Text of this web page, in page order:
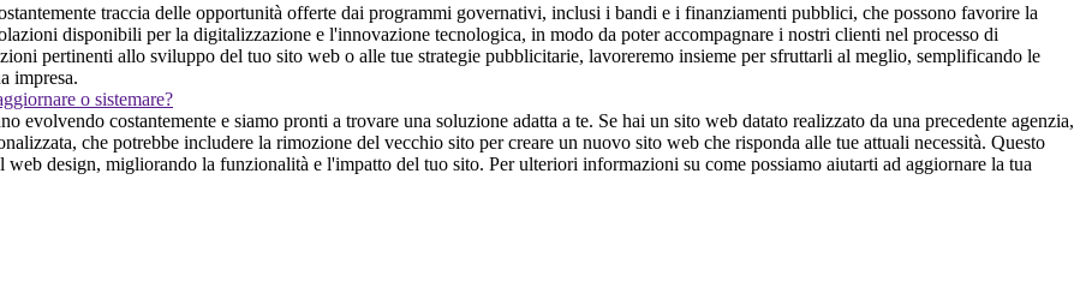
traccia delle opportunità offerte dai programmi governativi, inclusi i bandi e i finanziamenti pubblici, che possono favorire la
disponibili per la digitalizzazione e l'innovazione tecnologica, in modo da poter accompagnare i nostri clienti nel processo di
pertinenti allo sviluppo del tuo sito web o alle tue strategie pubblicitarie, lavoreremo insieme per sfruttarli al meglio, semplificando le
impresa.
o sistemare?
evolvendo costantemente e siamo pronti a trovare una soluzione adatta a te. Se hai un sito web datato realizzato da una precedente agenzia,
che potrebbe includere la rimozione del vecchio sito per creare un nuovo sito web che risponda alle tue attuali necessità. Questo
design, migliorando la funzionalità e l'impatto del tuo sito. Per ulteriori informazioni su come possiamo aiutarti ad aggiornare la tua